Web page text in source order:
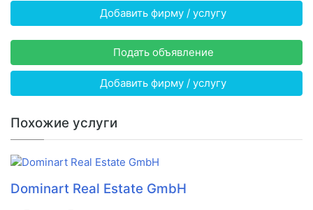
Добавить фирму / услугу
Подать объявление
Добавить фирму / услугу
Похожие услуги
Dominart Real Estate GmbH